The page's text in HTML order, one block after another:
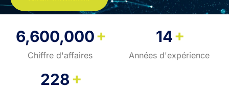
6,600,000+
Chiffre d'affaires
14+
Années d'expérience
228+